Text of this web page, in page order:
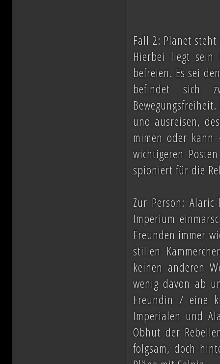
Fall 2: Planet
Hierbei liegt sein
befreien. Es sei
befindet sich
und ausreisen,
mimen oder
wichtigeren
spioniert für die
Zur Person:
Imperium
Freunden immer
stillen
keinen anderen
wenig davon ab
Freundin / eine
Imperialen und
Obhut der
folgsam, doch